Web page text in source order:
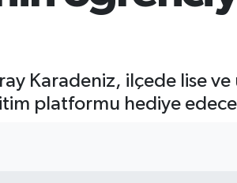
Karadeniz, ilçede lise ve
platformu hediye